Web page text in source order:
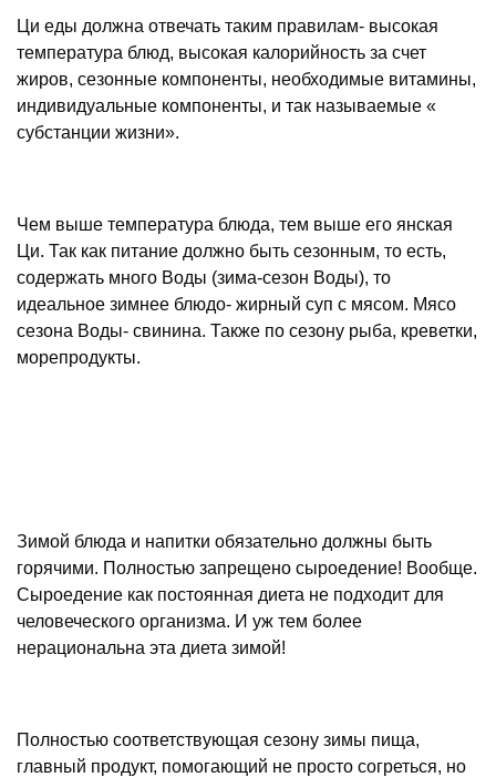
Ци еды должна отвечать таким правилам- высокая
температура блюд, высокая калорийность за счет
жиров, сезонные компоненты, необходимые витамины,
индивидуальные компоненты, и так называемые «
субстанции жизни».
Чем выше температура блюда, тем выше его янская
Ци. Так как питание должно быть сезонным, то есть,
содержать много Воды (зима-сезон Воды), то
идеальное зимнее блюдо- жирный суп с мясом. Мясо
сезона Воды- свинина. Также по сезону рыба, креветки,
морепродукты.
Зимой блюда и напитки обязательно должны быть
горячими. Полностью запрещено сыроедение! Вообще.
Сыроедение как постоянная диета не подходит для
человеческого организма. И уж тем более
нерациональна эта диета зимой!
Полностью соответствующая сезону зимы пища,
главный продукт, помогающий не просто согреться, но